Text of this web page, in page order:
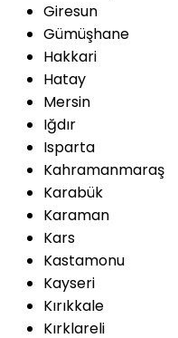
Giresun
Gümüşhane
Hakkari
Hatay
Mersin
Iğdır
Isparta
Kahramanmaraş
Karabük
Karaman
Kars
Kastamonu
Kayseri
Kırıkkale
Kırklareli